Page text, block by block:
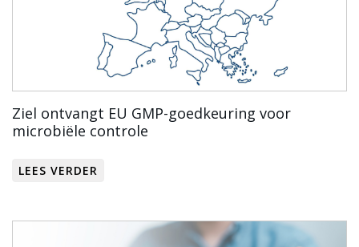
Ziel ontvangt EU GMP-goedkeuring voor
microbiële controle
LEES VERDER